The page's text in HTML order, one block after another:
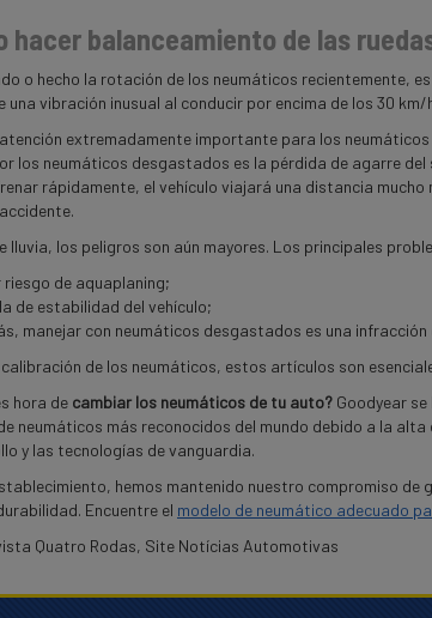
hacer balanceamiento de las
o hecho la rotación de los neumáticos recientemente,
una vibración inusual al conducir por encima de los 30 km/
extremadamente importante para los
los neumáticos desgastados es la pérdida de agarre
rápidamente, el vehículo viajará una distancia
lluvia, los peligros son aún mayores. Los principales
riesgo de aquaplaning;
de estabilidad del vehículo;
manejar con neumáticos desgastados es una
de los neumáticos, estos artículos son
hora de cambiar los neumáticos de tu auto? Goodyear
neumáticos más reconocidos del mundo debido a la
y las tecnologías de vanguardia.
hemos mantenido nuestro compromiso
Encuentre el modelo de neumático adecuado
Quatro Rodas, Site Notícias Automotivas